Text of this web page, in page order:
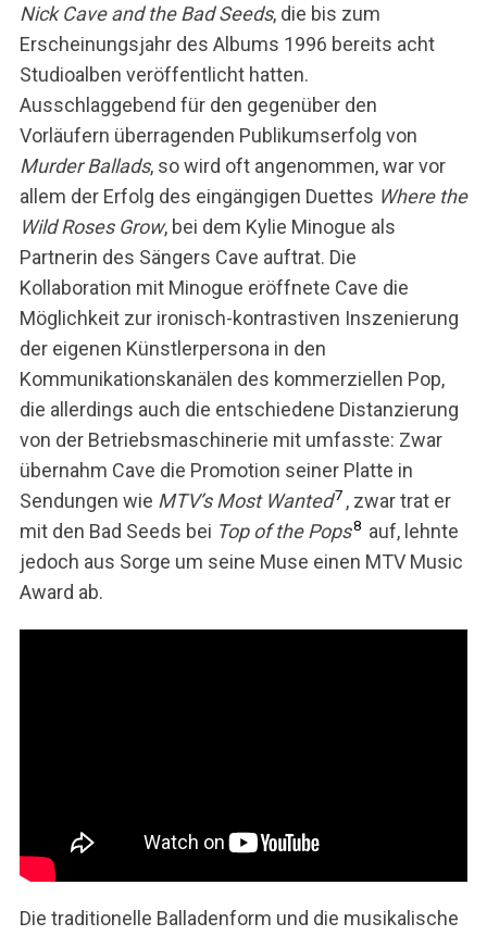
Nick Cave and the Bad Seeds, die bis zum
Erscheinungsjahr des Albums 1996 bereits acht
Studioalben veröffentlicht hatten.
Ausschlaggebend für den gegenüber den
Vorläufern überragenden Publikumserfolg von
Murder Ballads, so wird oft angenommen, war vor
allem der Erfolg des eingängigen Duettes Where the
Wild Roses Grow, bei dem Kylie Minogue als
Partnerin des Sängers Cave auftrat. Die
Kollaboration mit Minogue eröffnete Cave die
Möglichkeit zur ironisch-kontrastiven Inszenierung
der eigenen Künstlerpersona in den
Kommunikationskanälen des kommerziellen Pop,
die allerdings auch die entschiedene Distanzierung
von der Betriebsmaschinerie mit umfasste: Zwar
übernahm Cave die Promotion seiner Platte in
Sendungen wie MTV’s Most Wanted7 , zwar trat er
mit den Bad Seeds bei Top of the Pops8 auf, lehnte
jedoch aus Sorge um seine Muse einen MTV Music
Award ab.
Die traditionelle Balladenform und die musikalische